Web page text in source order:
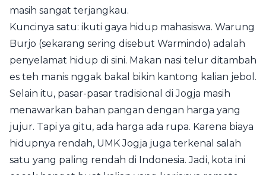
masih sangat terjangkau.
Kuncinya satu: ikuti gaya hidup mahasiswa. Warung
Burjo (sekarang sering disebut Warmindo) adalah
penyelamat hidup di sini. Makan nasi telur ditambah
es teh manis nggak bakal bikin kantong kalian jebol.
Selain itu, pasar-pasar tradisional di Jogja masih
menawarkan bahan pangan dengan harga yang
jujur. Tapi ya gitu, ada harga ada rupa. Karena biaya
hidupnya rendah, UMK Jogja juga terkenal salah
satu yang paling rendah di Indonesia. Jadi, kota ini